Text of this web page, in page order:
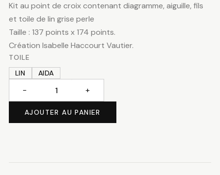
Kit au point de croix contenant diagramme, aiguille, fils
et toile de lin grise perle
Taille : 137 points x 174 points.
Création Isabelle Haccourt Vautier.
TOILE
LIN
AIDA
Douceur
− +
AJOUTER AU PANIER